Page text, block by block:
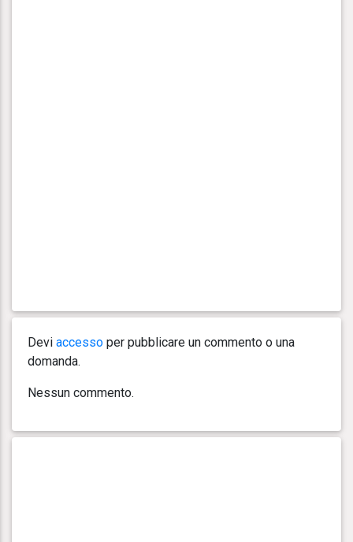
Devi accesso per pubblicare un commento o una
domanda.
Nessun commento.